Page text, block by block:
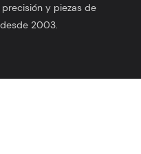
y piezas de
2003.